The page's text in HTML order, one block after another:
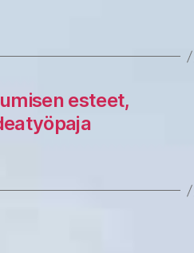
esteet,